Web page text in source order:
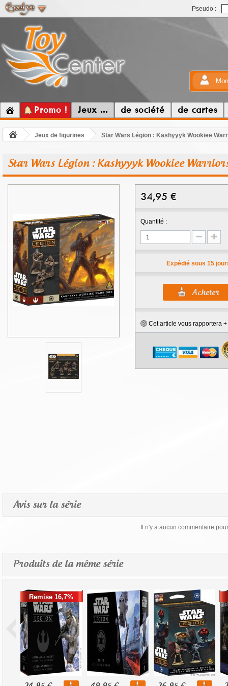
Pseudo :
Promo ! Jeux ... de société de cartes
Jeux de figurines Star Wars Légion : Kashyyyk Wookiee
Star Wars Légion : Kashyyyk Wookiee
34,95 €
Quantité :
Expédié sous 15
Cet article vous rapportera +
Avis sur la série
Il n'y a aucun commentaire
Produits de la même série
Remise 16,7%